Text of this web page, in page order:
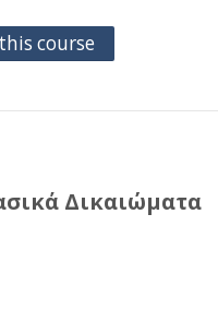
course
Δικαιώματα